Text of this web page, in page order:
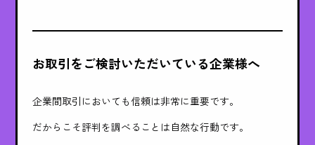
お取引をご検討いただいている企業様へ
企業間取引においても信頼は非常に重要です。
だからこそ評判を調べることは自然な行動です。